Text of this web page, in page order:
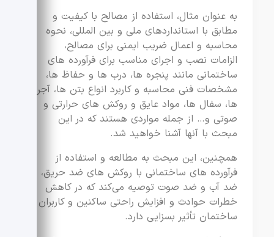
به عنوان مثال، استفاده از مصالح با کیفیت و
مطابق با استانداردهای ملی و بین المللی، نحوه
محاسبه و اعمال ضریب ایمنی برای مصالح،
الزامات نصب و اجرای مناسب برای فرآورده های
ساختمانی مانند پنجره ها، درب ها و حفاظ ها،
مشخصات فنی محاسبه و کاربرد انواع بتن ها، آجر
ها، سفال ها، مواد عایق و روکش های حرارتی و
صوتی و… از جمله مواردی هستند که در این
مبحث با آنها آشنا خواهید شد.
همچنین، این مبحث به مطالعه و استفاده از
فرآورده های ساختمانی با روکش های ضد حریق،
ضد آب و ضد صوت توصیه می‌کند که در کاهش
خطرات حوادث و افزایش راحتی ساکنین و کاربران
ساختمان تأثیر بسزایی دارد.